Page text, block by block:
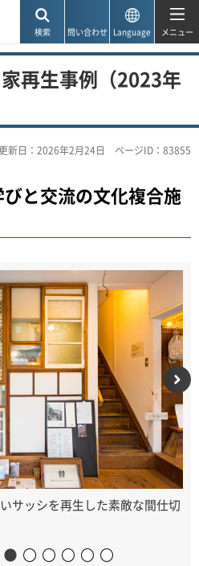
検索 問い合わせ Language メニュー
再生事例（2023年
新日：2026年2月24日 ページID：83855
と交流の文化複合施
表示
番目のスライドを表示
2番目のスライドを表示
3番目のスライドを表示
4番目のスライドを表示
5番目のスライドを表示
6番目のスライドを表
7番目のスライド
サッシを再生した素敵な間仕切